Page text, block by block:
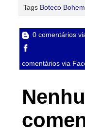
Tags Boteco
0 comentários
comentários via